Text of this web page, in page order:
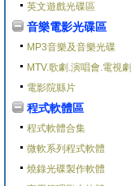
英文遊戲光碟區
音樂電影光碟區
MP3音樂及音樂光碟
MTV.歌劇.演唱會.電視劇
電影院縣片
程式軟體區
程式軟體合集
微軟系列程式軟體
燒錄光碟製作軟體